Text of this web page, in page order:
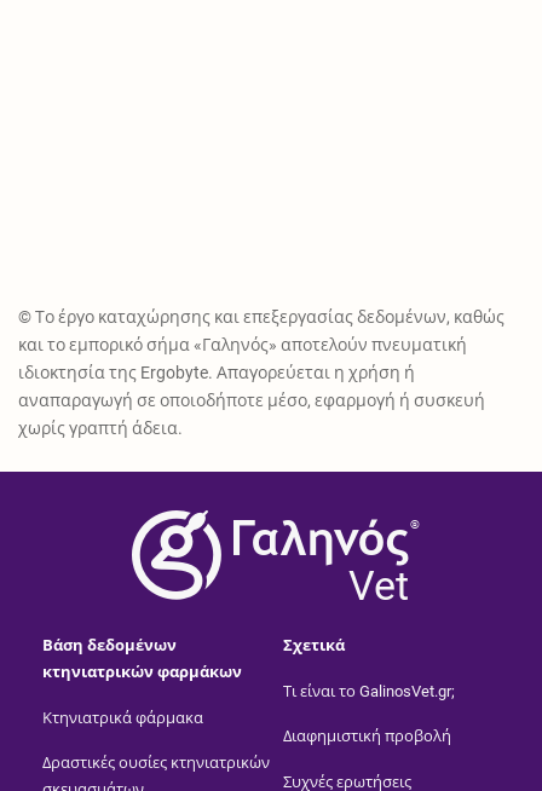
© Το έργο καταχώρησης και επεξεργασίας δεδομένων, καθώς
και το εμπορικό σήμα «Γαληνός» αποτελούν πνευματική
ιδιοκτησία της Ergobyte. Απαγορεύεται η χρήση ή
αναπαραγωγή σε οποιοδήποτε μέσο, εφαρμογή ή συσκευή
χωρίς γραπτή άδεια.
®
Vet
Βάση δεδομένων
κτηνιατρικών φαρμάκων
Κτηνιατρικά φάρμακα
Δραστικές ουσίες κτηνιατρικών
Σχετικά
Τι είναι το GalinosVet.gr;
Διαφημιστική προβολή
Συχνές ερωτήσεις